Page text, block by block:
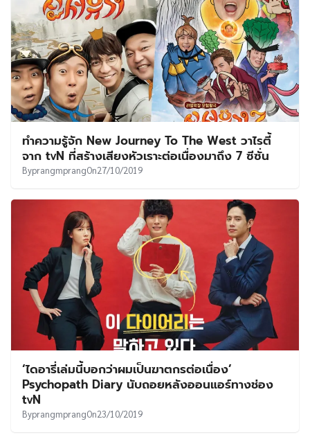
ทำความรู้จัก New Journey To The West วาไรตี้
จาก tvN ที่สร้างเสียงหัวเราะต่อเนื่องมาถึง 7 ซีซั่น
ByprangmprangOn27/10/2019
‘ไดอารี่เล่มนี้บอกว่าผมเป็นฆาตกรต่อเนื่อง’
Psychopath Diary นับถอยหลังออนแอร์ทางช่อง
tvN
ByprangmprangOn23/10/2019